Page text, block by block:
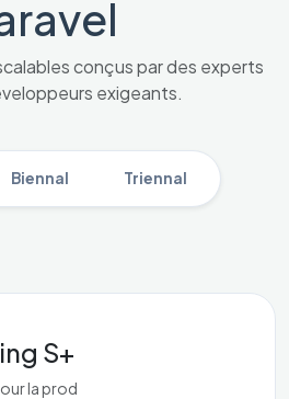
conçus par des experts
exigeants.
Biennal Triennal
S+
la prod